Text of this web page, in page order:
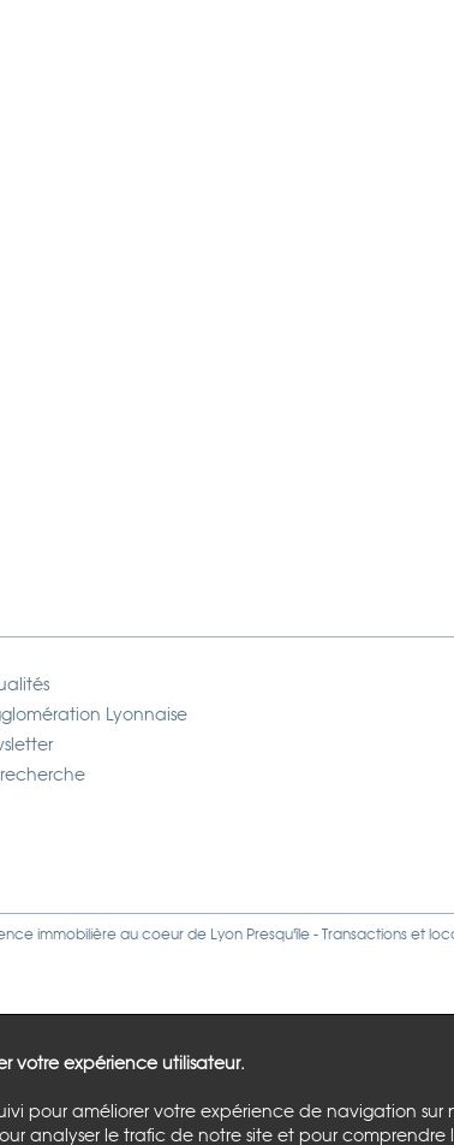
Lyonnaise
immobilière au coeur de Lyon Presqu'île - Transactions et
votre expérience utilisateur.
pour améliorer votre expérience de navigation sur
analyser le trafic de notre site et pour comprendre